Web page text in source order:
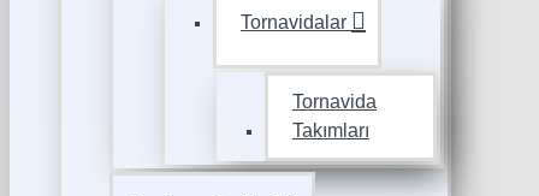
Tornavidalar
Tornavida
Takımları